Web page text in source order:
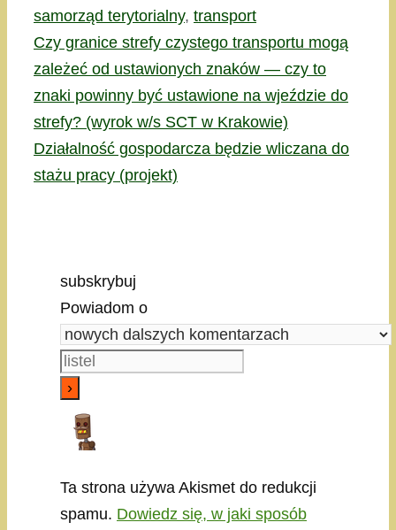
samorząd terytorialny, transport
Czy granice strefy czystego transportu mogą
zależeć od ustawionych znaków — czy to
znaki powinny być ustawione na wjeździe do
strefy? (wyrok w/s SCT w Krakowie)
Działalność gospodarcza będzie wliczana do
stażu pracy (projekt)
subskrybuj
Powiadom o
Ta strona używa Akismet do redukcji
spamu. Dowiedz się, w jaki sposób